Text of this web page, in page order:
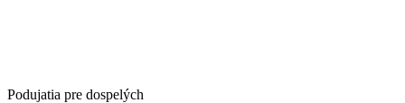
Podujatia pre dospelých